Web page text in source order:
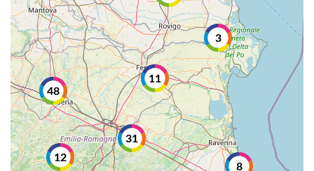
48
11
31
3
8
12